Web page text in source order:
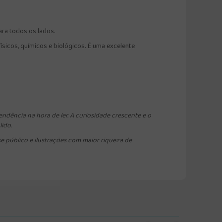
todos os lados.
químicos e biológicos. É uma excelente
na hora de ler. A curiosidade crescente e o
público e ilustrações com maior riqueza de